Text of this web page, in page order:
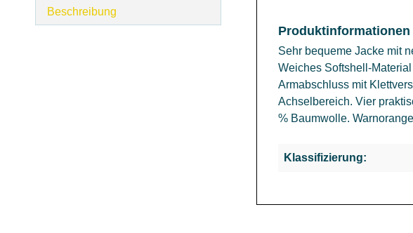
Beschreibung
Sehr bequeme Jacke mit
Weiches Softshell-
Armabschluss mit
Achselbereich. Vier
% Baumwolle.
Klassifizierung: